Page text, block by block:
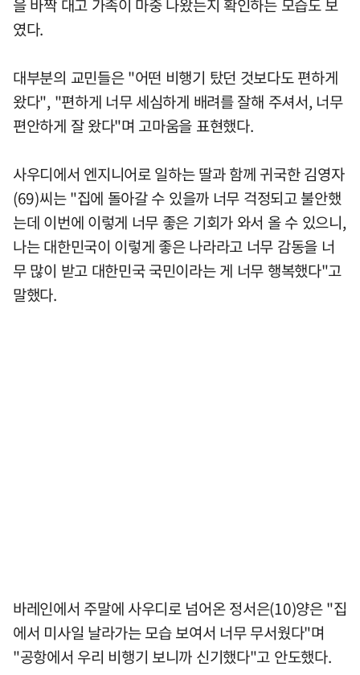
을 바짝 대고 가족이 마중 나왔는지 확인하는 모습도 보
였다.
대부분의 교민들은 "어떤 비행기 탔던 것보다도 편하게
왔다", "편하게 너무 세심하게 배려를 잘해 주셔서, 너무
편안하게 잘 왔다"며 고마움을 표현했다.
사우디에서 엔지니어로 일하는 딸과 함께 귀국한 김영자
(69)씨는 "집에 돌아갈 수 있을까 너무 걱정되고 불안했
는데 이번에 이렇게 너무 좋은 기회가 와서 올 수 있으니,
나는 대한민국이 이렇게 좋은 나라라고 너무 감동을 너
무 많이 받고 대한민국 국민이라는 게 너무 행복했다"고
말했다.
바레인에서 주말에 사우디로 넘어온 정서은(10)양은 "집
에서 미사일 날라가는 모습 보여서 너무 무서웠다"며
"공항에서 우리 비행기 보니까 신기했다"고 안도했다.